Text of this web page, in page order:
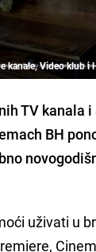
kanale, Video klub i
TV kanala
BH
uživati u